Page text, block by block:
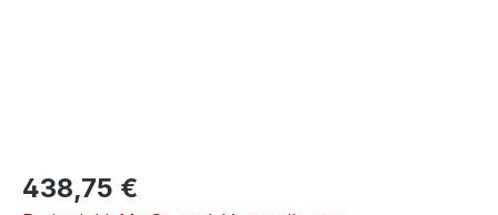
Regulärer Preis:
438,75 €